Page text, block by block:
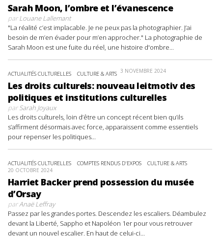
Sarah Moon, l’ombre et l’évanescence
parLouane Lallemant
"La réalité c’est implacable. Je ne peux pas la photographier. J’ai
besoin de m’en évader pour m’en approcher." La photographie de
Sarah Moon est une fuite du réel, une histoire d'ombre...
ACTUALITÉS CULTURELLES CULTURE & ARTS 3 NOVEMBRE 2024
Les droits culturels: nouveau leitmotiv des
politiques et institutions culturelles
parSarah Joyaux
Les droits culturels, loin d’être un concept récent bien qu’ils
s’affirment désormais avec force, apparaissent comme essentiels
pour repenser les politiques...
ACTUALITÉS CULTURELLES COMPTES RENDUS D'EXPOS CULTURE & ARTS
20 OCTOBRE 2024
Harriet Backer prend possession du musée
d’Orsay
parAnaë Leffray
Passez par les grandes portes. Descendez les escaliers. Déambulez
devant la Liberté, Sappho et Napoléon 1er pour vous retrouver
devant un nouvel escalier. En haut de celui-ci...